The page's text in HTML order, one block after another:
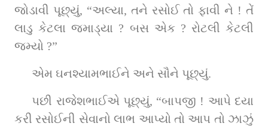
જોડાવી પૂછ્યું, “અલ્યા, તને રસોઈ તો ફાવી ને ! તેં
લાડુ કેટલા જમાડ્યા ? બસ એક ? રોટલી કેટલી
જમ્યો ?”
એમ ઘનશ્યામભાઈને અને સૌને પૂછ્યું.
પછી રાજેશભાઈએ પૂછ્યું, “બાપજી ! આપે દયા
કરી રસોઈની સેવાનો લાભ આપ્યો તો આપ તો ઝાઝું